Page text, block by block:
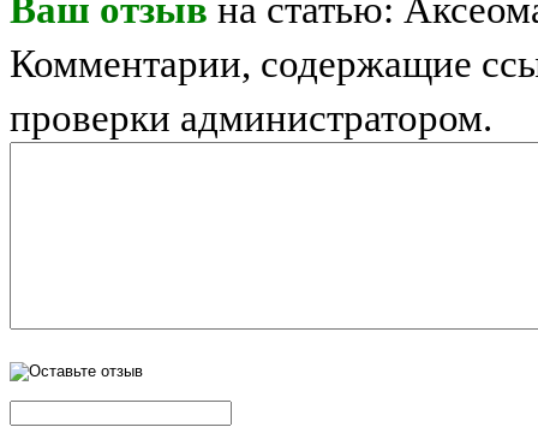
Ваш отзыв на статью:
Комментарии, содержащие
проверки администратором.